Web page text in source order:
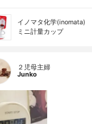
イノマタ化学(inomata)
ミニ計量カップ
２児母主婦
Junko